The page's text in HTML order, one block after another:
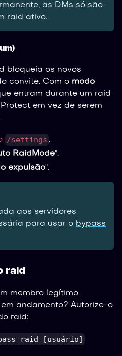
as DMs só são
raid ativo.
bloqueia os novos
convite. Com o modo
entram durante um raid
em vez de serem
/settings .
RaidMode".
expulsão".
aos servidores
para usar o bypass
raid
membro legítimo
andamento? Autorize-o
raid:
raid [usuário]